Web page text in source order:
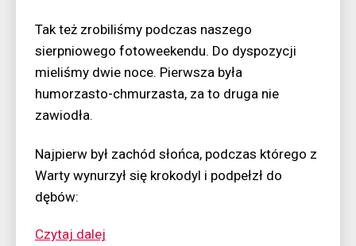
Tak też zrobiliśmy podczas naszego
sierpniowego fotoweekendu. Do dyspozycji
mieliśmy dwie noce. Pierwsza była
humorzasto-chmurzasta, za to druga nie
zawiodła.
Najpierw był zachód słońca, podczas którego z
Warty wynurzył się krokodyl i podpełzł do
dębów:
Czytaj dalej